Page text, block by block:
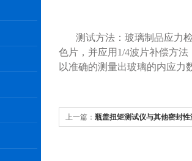
测试方法：玻璃制品应力
色片，并应用1/4波片补偿方
以准确的测量出玻璃的内应力
上一篇： 瓶盖扭矩测试仪与其他密封